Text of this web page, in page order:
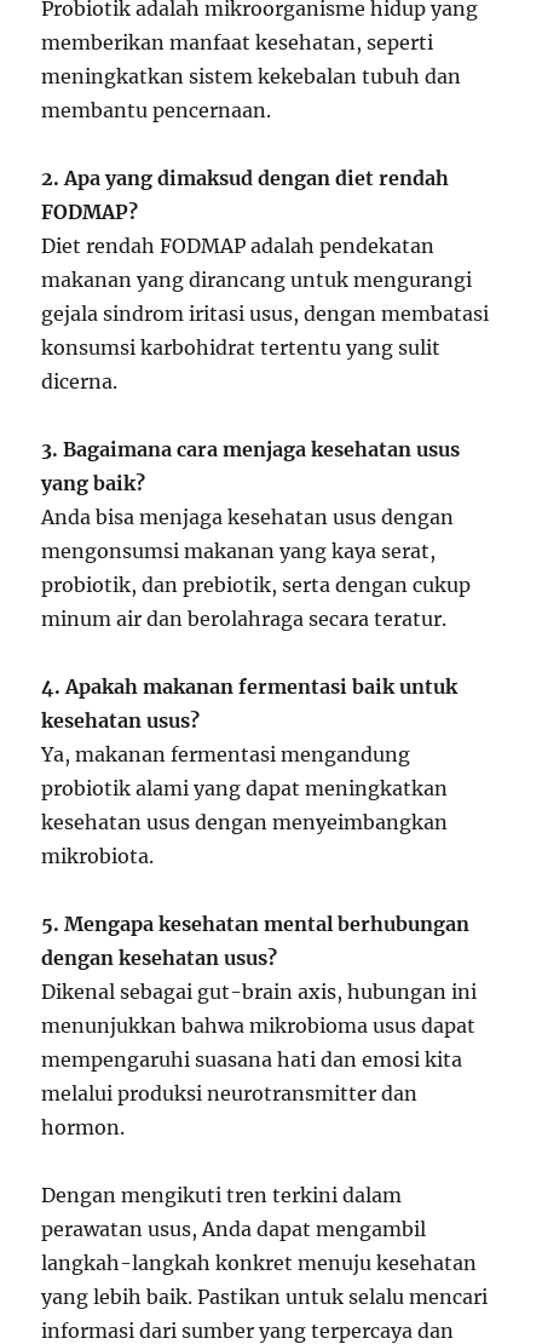
Probiotik adalah mikroorganisme hidup yang
memberikan manfaat kesehatan, seperti
meningkatkan sistem kekebalan tubuh dan
membantu pencernaan.
2. Apa yang dimaksud dengan diet rendah
FODMAP?
Diet rendah FODMAP adalah pendekatan
makanan yang dirancang untuk mengurangi
gejala sindrom iritasi usus, dengan membatasi
konsumsi karbohidrat tertentu yang sulit
dicerna.
3. Bagaimana cara menjaga kesehatan usus
yang baik?
Anda bisa menjaga kesehatan usus dengan
mengonsumsi makanan yang kaya serat,
probiotik, dan prebiotik, serta dengan cukup
minum air dan berolahraga secara teratur.
4. Apakah makanan fermentasi baik untuk
kesehatan usus?
Ya, makanan fermentasi mengandung
probiotik alami yang dapat meningkatkan
kesehatan usus dengan menyeimbangkan
mikrobiota.
5. Mengapa kesehatan mental berhubungan
dengan kesehatan usus?
Dikenal sebagai gut-brain axis, hubungan ini
menunjukkan bahwa mikrobioma usus dapat
mempengaruhi suasana hati dan emosi kita
melalui produksi neurotransmitter dan
hormon.
Dengan mengikuti tren terkini dalam
perawatan usus, Anda dapat mengambil
langkah-langkah konkret menuju kesehatan
yang lebih baik. Pastikan untuk selalu mencari
informasi dari sumber yang terpercaya dan